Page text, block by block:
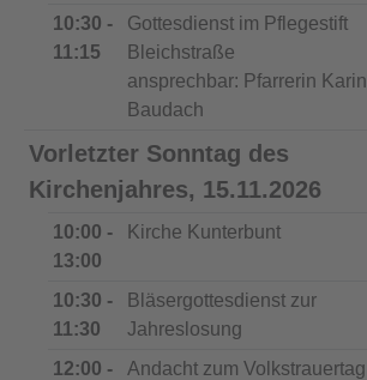
10:30 -
11:15
Gottesdienst im Pflegestift
Bleichstraße
ansprechbar: Pfarrerin Karin
Baudach
Vorletzter Sonntag des
Kirchenjahres, 15.11.2026
10:00 -
13:00
Kirche Kunterbunt
10:30 -
11:30
Bläsergottesdienst zur
Jahreslosung
12:00 -
Andacht zum Volkstrauertag